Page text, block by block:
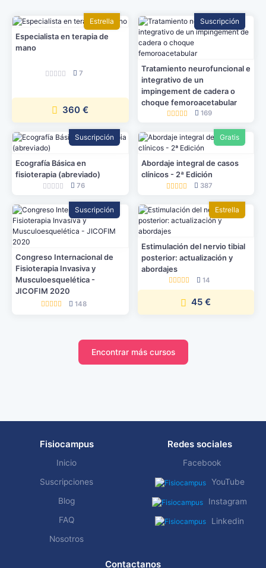
Estrella
Especialista en terapia de
mano
7
360 €
Suscripción
Tratamiento neurofuncional e
integrativo de un
impingement de cadera o
choque femoroacetabular
169
Suscripción
Ecografía Básica en
fisioterapia (abreviado)
76
Gratis
Abordaje integral de casos
clínicos - 2ª Edición
387
Suscripción
Congreso Internacional de
Fisioterapia Invasiva y
Musculoesquelética -
JICOFIM 2020
148
Estrella
Estimulación del nervio tibial
posterior: actualización y
abordajes
14
45 €
Encontrar más cursos
Fisiocampus
Inicio
Suscripciones
Blog
FAQ
Nosotros
Redes sociales
Facebook
YouTube
Instagram
Linkedin
Contactanos